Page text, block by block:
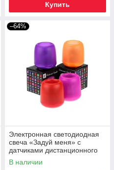
Купить
–64%
Электронная светодиодная
свеча «Задуй меня» с
датчиками дистанционного
включения (Свидание)
В наличии